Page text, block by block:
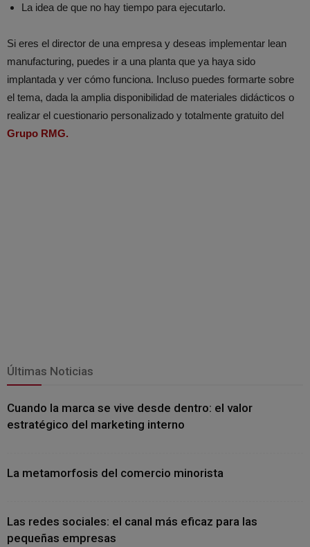
La idea de que no hay tiempo para ejecutarlo.
Si eres el director de una empresa y deseas implementar lean
manufacturing, puedes ir a una planta que ya haya sido
implantada y ver cómo funciona. Incluso puedes formarte sobre
el tema, dada la amplia disponibilidad de materiales didácticos o
realizar el cuestionario personalizado y totalmente gratuito del
Grupo RMG.
Últimas Noticias
Cuando la marca se vive desde dentro: el valor
estratégico del marketing interno
La metamorfosis del comercio minorista
Las redes sociales: el canal más eficaz para las
pequeñas empresas